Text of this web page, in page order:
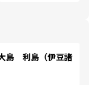
島 利島（伊豆諸